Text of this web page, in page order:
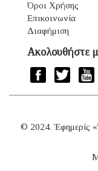
Όροι Χρήσης
Επικοινωνία
Διαφήμιση
Ακολουθήστε
© 2024. Ἐφημερίς